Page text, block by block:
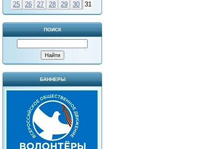
25
26 27 28 29 30 31
ПОИСК
БАННЕРЫ